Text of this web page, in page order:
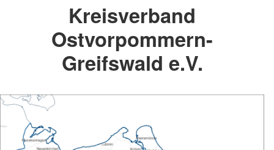
Kreisverband
Ostvorpommern-
Greifswald e.V.